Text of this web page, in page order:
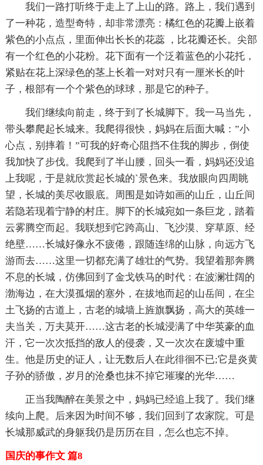
我们一路打听终于走上了上山的路。路上，我们遇到
了一种花，造型奇特，却非常漂亮：橘红色的花瓣上嵌着
紫色的小点点，里面伸出长长的花蕊 ，比花瓣还长。尖部
有一个红色的小花粉。花下面有一个泛着蓝色的小花托，
紧贴在花上深绿色的茎上长着一对对只有一厘米长的叶
子，根部有一个个紫色的球球，那是它的种子。
我们继续向前走，终于到了长城脚下。我一马当先，
带头攀爬起长城来。我爬得很快，妈妈在后面大喊：”小
心点，别摔着！”可我的好奇心阻挡不住我的脚步，倒使
我加快了步伐。我爬到了半山腰，回头一看，妈妈还没追
上我呢，于是就欣赏起长城的`景色来。我放眼向四周眺
望，长城的美尽收眼底。周围是如诗如画的山丘，山丘间
若隐若现着宁静的村庄。脚下的长城宛如一条巨龙，踏着
云雾腾空而起。我联想到它跨高山、飞沙漠、穿草原、经
绝壁……长城好像永不疲倦，跟随连绵的山脉，向远方飞
游而去……这里一切都充满了雄壮的气势。我望着那奔腾
不息的长城，仿佛回到了金戈铁马的时代：在波澜壮阔的
渤海边，在大漠孤烟的塞外，在拔地而起的山岳间，在尘
土飞扬的古道上，古老的城墙上旌旗飘扬，高大的英雄一
夫当关，万夫莫开……这古老的长城浸满了中华英豪的血
汗，它一次次抵挡的敌人的侵袭，又一次次在废墟中重
生。他是历史的证人，让无数后人在此徘徊不已;它是炎黄
子孙的骄傲，岁月的沧桑也抹不掉它璀璨的光华……
正当我陶醉在美景之中，妈妈已经追上我了。我们继
续向上爬。后来因为时间不够，我们回到了农家院。可是
长城那威武的身躯我仍是历历在目，怎么也忘不掉。
国庆的事作文 篇8